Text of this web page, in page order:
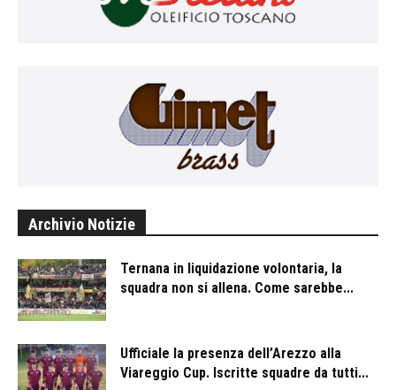
Archivio Notizie
Ternana in liquidazione volontaria, la
squadra non si allena. Come sarebbe...
Ufficiale la presenza dell’Arezzo alla
Viareggio Cup. Iscritte squadre da tutti...